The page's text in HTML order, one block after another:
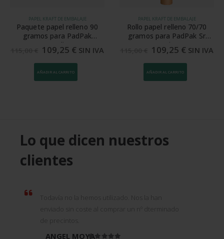
PAPEL KRAFT DE EMBALAJE
Paquete papel relleno 90
gramos para PadPak
Guardian
109,25 € SIN IVA
AÑADIR AL CARRITO
PAPEL KRAFT DE EMBALAJE
Rollo papel relleno 70/70
gramos para PadPak Sr
Senior
109,25 € SIN IVA
AÑADIR AL CARRITO
Lo que dicen nuestros
clientes
Todavía no la hemos utilizado. Nos la han
enviado sin coste al comprar un nº dterminado
de precintos.
ANGEL MOYA